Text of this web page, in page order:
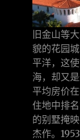
旧金山等
貌的花园
平洋，这
海，却又
平均房价
住地中排
的别墅掩
杰作。